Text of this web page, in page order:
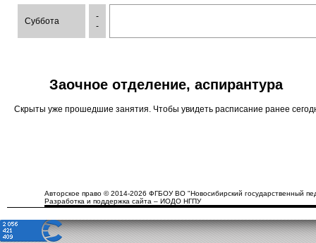
Суббота
-
-
Заочное отделение, аспирантура
Скрыты уже прошедшие занятия. Чтобы увидеть расписание ранее
Авторское право © 2014-2026 ФГБОУ ВО "Новосибирский государственный
Разработка и поддержка сайта – ИОДО НГПУ